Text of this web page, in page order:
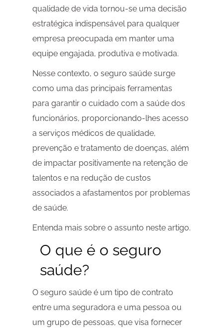
qualidade de vida tornou-se uma decisão
estratégica indispensável para qualquer
empresa preocupada em manter uma
equipe engajada, produtiva e motivada.
Nesse contexto, o seguro saúde surge
como uma das principais ferramentas
para garantir o cuidado com a saúde dos
funcionários, proporcionando-lhes acesso
a serviços médicos de qualidade,
prevenção e tratamento de doenças, além
de impactar positivamente na retenção de
talentos e na redução de custos
associados a afastamentos por problemas
de saúde.
Entenda mais sobre o assunto neste artigo.
O que é o seguro
saúde?
O seguro saúde é um tipo de contrato
entre uma seguradora e uma pessoa ou
um grupo de pessoas, que visa fornecer